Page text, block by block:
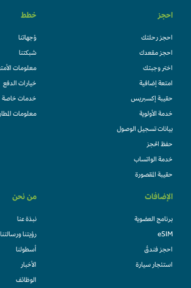
احجز
احجز رحلتك
احجز مقعدك
اختر وجبتك
امتعة إضافية
حقيبة إكسبريس
خدمة الأولوية
بيانات تسجيل الوصول
حفظ الحجز
خدمة الواتساب
حقيبة المقصورة
خطط
وُجهاتنا
شبكتنا
معلومات الأمتعة
خيارات الدفع
خدمات خاصة
معلومات المطار
الإضافات
برنامج العضوية
eSIM
احجز فندقً
استئجار سيارة
من نحن
نبذة عنا
رؤيتنا ورسالتنا
أسطولنا
الأخبار
الوظائف